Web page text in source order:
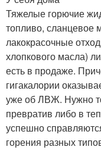
Тяжелые горючие
топливо, сланцевое
лакокрасочные
хлопкового масла)
есть в продаже.
гигакалории
уже об ЛВЖ. Нужно
превратив либо в
успешно
горения разных